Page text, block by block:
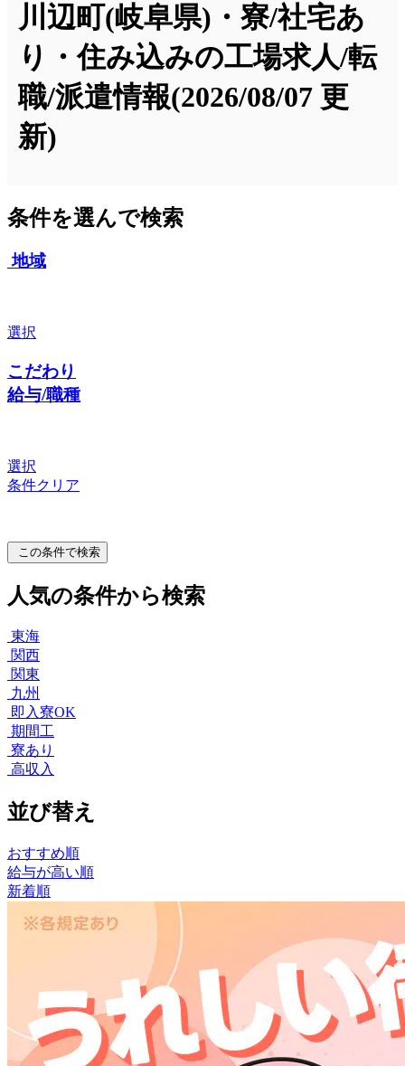
川辺町(岐阜県)・寮/社宅あ
り・住み込みの工場求人/転
職/派遣情報(2026/08/07 更
新)
条件を選んで検索
地域
選択
こだわり
給与/職種
選択
条件クリア
この条件で検索
人気の条件から検索
東海
関西
関東
九州
即入寮OK
期間工
寮あり
高収入
並び替え
おすすめ順
給与が高い順
新着順